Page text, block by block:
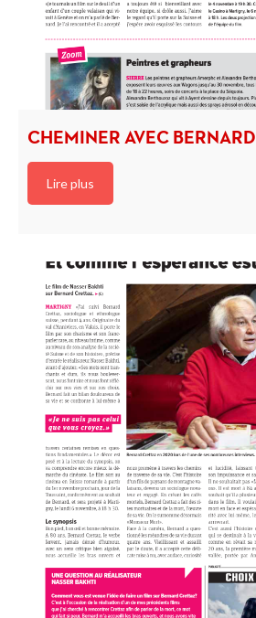
CHEMINER AVEC BERNARD
Lire plus